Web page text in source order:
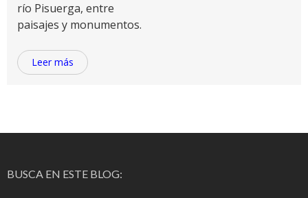
río Pisuerga, entre
paisajes y monumentos.
Leer más
BUSCA EN ESTE BLOG: